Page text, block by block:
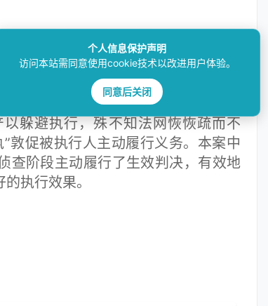
院联合发布的《关于办理拒不执行
解释》第六条的规定，拒不执行判
等行为”时间起算点为诉讼程序开始
人在诉讼程序中预知自己即将败诉
躲避执行，殊不知法网恢恢疏而不
敦促被执行人主动履行义务。本案中
查阶段主动履行了生效判决，有效地
执行效果。
个人信息保护声明
访问本站需同意使用cookie技术以改进用户体验。
同意后关闭